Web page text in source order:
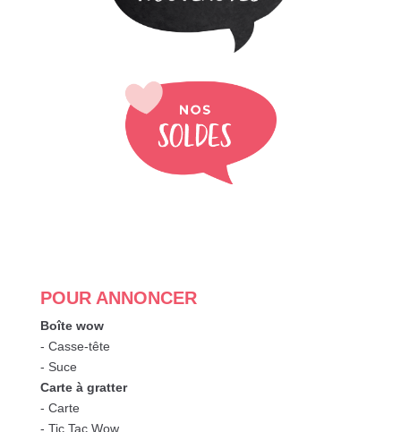
POUR ANNONCER
Boîte wow
- Casse-tête
- Suce
Carte à gratter
- Carte
- Tic Tac Wow